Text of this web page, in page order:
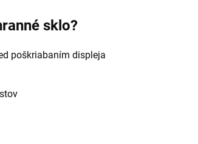
sklo?
poškriabaním displeja